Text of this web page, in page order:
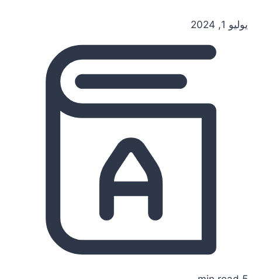
يوليو 1, 2024